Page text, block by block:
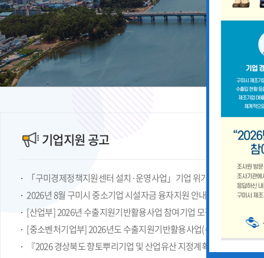
기업지원 공고
2026년 8월 구미시 중소기업 시설자금 융자지원 안내
『2026 경상북도 향토뿌리기업 및 산업유산 지정계획』 공고